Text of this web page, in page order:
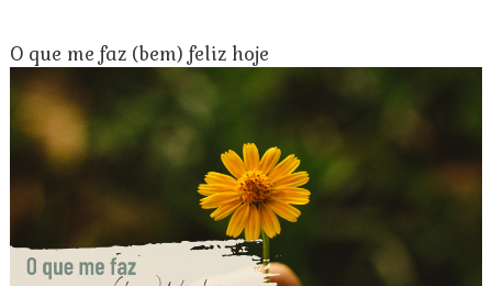
O que me faz (bem) feliz hoje